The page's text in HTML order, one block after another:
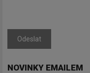
Odeslat
NOVINKY EMAILEM